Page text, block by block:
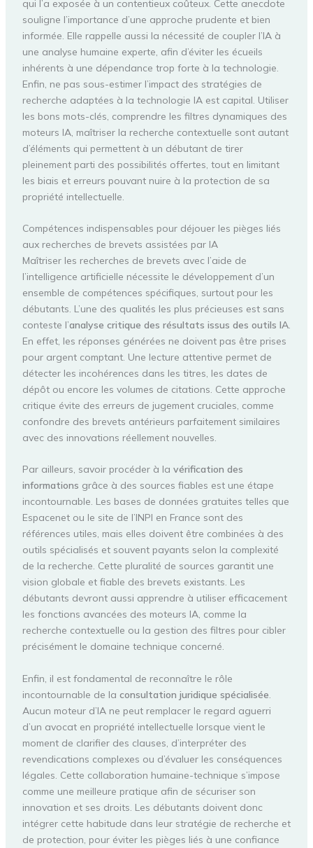
qui l’a exposée à un contentieux coûteux. Cette anecdote
souligne l’importance d’une approche prudente et bien
informée. Elle rappelle aussi la nécessité de coupler l’IA à
une analyse humaine experte, afin d’éviter les écueils
inhérents à une dépendance trop forte à la technologie.
Enfin, ne pas sous-estimer l’impact des stratégies de
recherche adaptées à la technologie IA est capital. Utiliser
les bons mots-clés, comprendre les filtres dynamiques des
moteurs IA, maîtriser la recherche contextuelle sont autant
d’éléments qui permettent à un débutant de tirer
pleinement parti des possibilités offertes, tout en limitant
les biais et erreurs pouvant nuire à la protection de sa
propriété intellectuelle.
Compétences indispensables pour déjouer les pièges liés
aux recherches de brevets assistées par IA
Maîtriser les recherches de brevets avec l’aide de
l’intelligence artificielle nécessite le développement d’un
ensemble de compétences spécifiques, surtout pour les
débutants. L’une des qualités les plus précieuses est sans
conteste l’analyse critique des résultats issus des outils IA.
En effet, les réponses générées ne doivent pas être prises
pour argent comptant. Une lecture attentive permet de
détecter les incohérences dans les titres, les dates de
dépôt ou encore les volumes de citations. Cette approche
critique évite des erreurs de jugement cruciales, comme
confondre des brevets antérieurs parfaitement similaires
avec des innovations réellement nouvelles.
Par ailleurs, savoir procéder à la vérification des
informations grâce à des sources fiables est une étape
incontournable. Les bases de données gratuites telles que
Espacenet ou le site de l’INPI en France sont des
références utiles, mais elles doivent être combinées à des
outils spécialisés et souvent payants selon la complexité
de la recherche. Cette pluralité de sources garantit une
vision globale et fiable des brevets existants. Les
débutants devront aussi apprendre à utiliser efficacement
les fonctions avancées des moteurs IA, comme la
recherche contextuelle ou la gestion des filtres pour cibler
précisément le domaine technique concerné.
Enfin, il est fondamental de reconnaître le rôle
incontournable de la consultation juridique spécialisée.
Aucun moteur d’IA ne peut remplacer le regard aguerri
d’un avocat en propriété intellectuelle lorsque vient le
moment de clarifier des clauses, d’interpréter des
revendications complexes ou d’évaluer les conséquences
légales. Cette collaboration humaine-technique s’impose
comme une meilleure pratique afin de sécuriser son
innovation et ses droits. Les débutants doivent donc
intégrer cette habitude dans leur stratégie de recherche et
de protection, pour éviter les pièges liés à une confiance